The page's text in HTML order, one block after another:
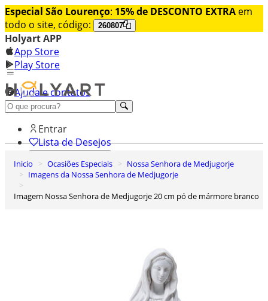
Especial São Lourenço: 15% de DESCONTO EXTRA em
todo o site, código:
260807
Holyart APP
App Store
Play Store
Ajuda e contatos
Conheça premium
Entrar
Lista de Desejos
0
Carrinho de Compras
Inicio Ocasiões Especiais
Nossa Senhora de Medjugorje
Imagens da Nossa Senhora de Medjugorje
Imagem Nossa Senhora de Medjugorje 20 cm pó de mármore branco